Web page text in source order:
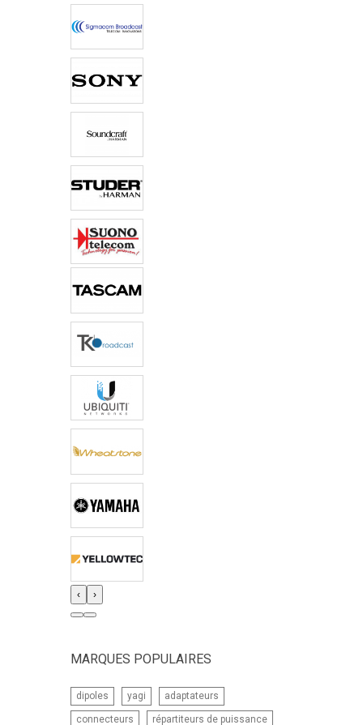
‹ ›
MARQUES POPULAIRES
dipoles yagi adaptateurs
connecteurs répartiteurs de puissance